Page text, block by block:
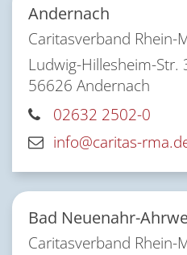
Andernach
Caritasverband Rhein-
Ludwig-Hillesheim-Str.
56626 Andernach
02632 2502-0
info@caritas-
Bad Neuenahr-
Caritasverband Rhein-